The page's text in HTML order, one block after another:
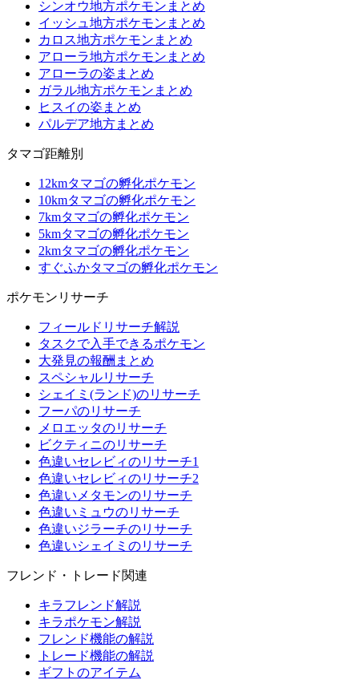
シンオウ地方ポケモンまとめ
イッシュ地方ポケモンまとめ
カロス地方ポケモンまとめ
アローラ地方ポケモンまとめ
アローラの姿まとめ
ガラル地方ポケモンまとめ
ヒスイの姿まとめ
パルデア地方まとめ
タマゴ距離別
12kmタマゴの孵化ポケモン
10kmタマゴの孵化ポケモン
7kmタマゴの孵化ポケモン
5kmタマゴの孵化ポケモン
2kmタマゴの孵化ポケモン
すぐふかタマゴの孵化ポケモン
ポケモンリサーチ
フィールドリサーチ解説
タスクで入手できるポケモン
大発見の報酬まとめ
スペシャルリサーチ
シェイミ(ランド)のリサーチ
フーパのリサーチ
メロエッタのリサーチ
ビクティニのリサーチ
色違いセレビィのリサーチ1
色違いセレビィのリサーチ2
色違いメタモンのリサーチ
色違いミュウのリサーチ
色違いジラーチのリサーチ
色違いシェイミのリサーチ
フレンド・トレード関連
キラフレンド解説
キラポケモン解説
フレンド機能の解説
トレード機能の解説
ギフトのアイテム